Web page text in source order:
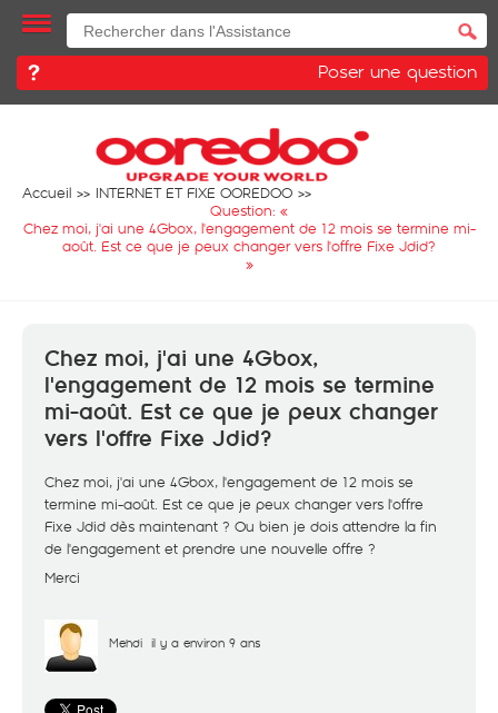
Poser une question
Accueil
INTERNET ET FIXE OOREDOO
Question: «
Chez moi, j'ai une 4Gbox, l'engagement de 12 mois se termine mi-
août. Est ce que je peux changer vers l'offre Fixe Jdid?
»
Chez moi, j'ai une 4Gbox,
l'engagement de 12 mois se termine
mi-août. Est ce que je peux changer
vers l'offre Fixe Jdid?
Chez moi, j'ai une 4Gbox, l'engagement de 12 mois se
termine mi-août. Est ce que je peux changer vers l'offre
Fixe Jdid dès maintenant ? Ou bien je dois attendre la fin
de l'engagement et prendre une nouvelle offre ?
Merci
Mehdi il y a environ 9 ans